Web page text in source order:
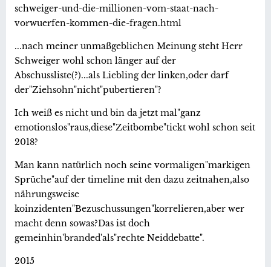
schweiger-und-die-millionen-vom-staat-nach-
vorwuerfen-kommen-die-fragen.html
...nach meiner unmaßgeblichen Meinung steht Herr
Schweiger wohl schon länger auf der
Abschussliste(?)...als Liebling der linken,oder darf
der"Ziehsohn"nicht"pubertieren"?
Ich weiß es nicht und bin da jetzt mal"ganz
emotionslos"raus,diese"Zeitbombe"tickt wohl schon seit
2018?
Man kann natürlich noch seine vormaligen"markigen
Sprüche"auf der timeline mit den dazu zeitnahen,also
nährungsweise
koinzidenten"Bezuschussungen"korrelieren,aber wer
macht denn sowas?Das ist doch
gemeinhin'branded'als"rechte Neiddebatte".
2015